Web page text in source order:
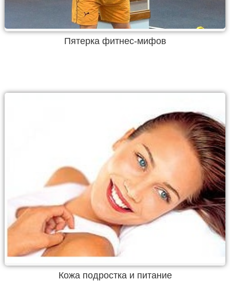
Пятерка фитнес-мифов
Кожа подростка и питание